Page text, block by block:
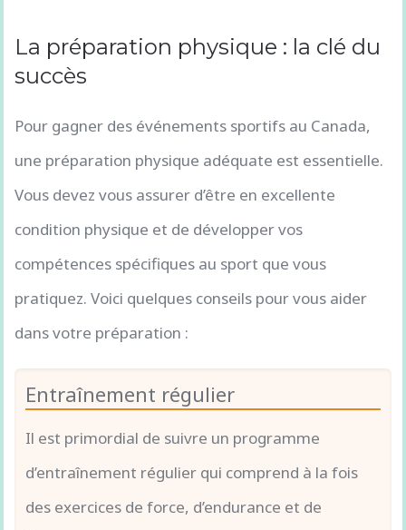
La préparation physique : la clé du
succès
Pour gagner des événements sportifs au Canada,
une préparation physique adéquate est essentielle.
Vous devez vous assurer d’être en excellente
condition physique et de développer vos
compétences spécifiques au sport que vous
pratiquez. Voici quelques conseils pour vous aider
dans votre préparation :
Entraînement régulier
Il est primordial de suivre un programme
d’entraînement régulier qui comprend à la fois
des exercices de force, d’endurance et de